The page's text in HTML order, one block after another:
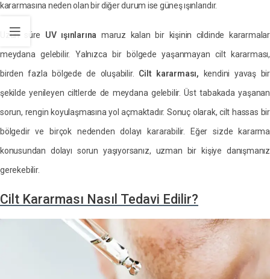
kararmasına neden olan bir diğer durum ise güneş ışınlarıdır.
Uzun süre UV ışınlarına maruz kalan bir kişinin cildinde kararmalar
meydana gelebilir. Yalnızca bir bölgede yaşanmayan cilt kararması,
birden fazla bölgede de oluşabilir. Cilt kararması, kendini yavaş bir
şekilde yenileyen ciltlerde de meydana gelebilir. Üst tabakada yaşanan
sorun, rengin koyulaşmasına yol açmaktadır. Sonuç olarak, cilt hassas bir
bölgedir ve birçok nedenden dolayı kararabilir. Eğer sizde kararma
konusundan dolayı sorun yaşıyorsanız, uzman bir kişiye danışmanız
gerekebilir.
Cilt Kararması Nasıl Tedavi Edilir?